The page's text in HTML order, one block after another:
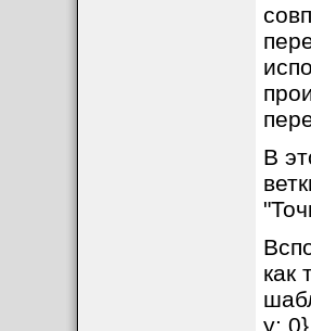
В
как
y: